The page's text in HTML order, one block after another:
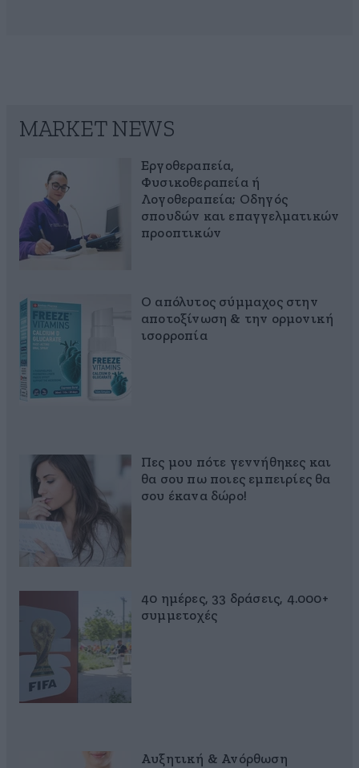
MARKET NEWS
Εργοθεραπεία,
Φυσικοθεραπεία ή
Λογοθεραπεία; Οδηγός
σπουδών και επαγγελματικών
προοπτικών
Ο απόλυτος σύμμαχος στην
αποτοξίνωση & την ορμονική
ισορροπία
Πες μου πότε γεννήθηκες και
θα σου πω ποιες εμπειρίες θα
σου έκανα δώρο!
40 ημέρες, 33 δράσεις, 4.000+
συμμετοχές
Αυξητική & Ανόρθωση